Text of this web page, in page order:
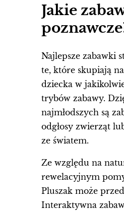
Jakie
Najlepsze zabawki
te, które skupiają
dziecka w
trybów zabawy.
najmłodszych są
odgłosy zwierząt
ze światem.
Ze względu na
rewelacyjnym
Pluszak może
Interaktywna